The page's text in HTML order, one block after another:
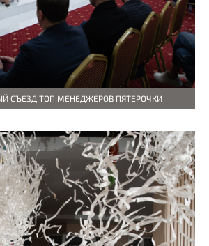
СЪЕЗД ТОП МЕНЕДЖЕРОВ ПЯТЕРОЧКИ